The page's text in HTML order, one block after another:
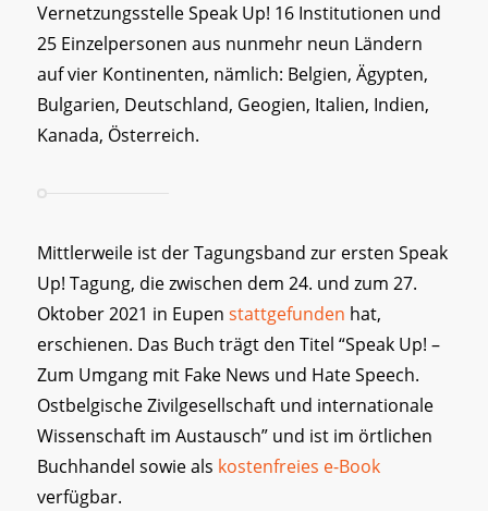
Vernetzungsstelle Speak Up! 16 Institutionen und
25 Einzelpersonen aus nunmehr neun Ländern
auf vier Kontinenten, nämlich: Belgien, Ägypten,
Bulgarien, Deutschland, Geogien, Italien, Indien,
Kanada, Österreich.
Mittlerweile ist der Tagungsband zur ersten Speak
Up! Tagung, die zwischen dem 24. und zum 27.
Oktober 2021 in Eupen stattgefunden hat,
erschienen. Das Buch trägt den Titel “Speak Up! –
Zum Umgang mit Fake News und Hate Speech.
Ostbelgische Zivilgesellschaft und internationale
Wissenschaft im Austausch” und ist im örtlichen
Buchhandel sowie als kostenfreies e-Book
verfügbar.